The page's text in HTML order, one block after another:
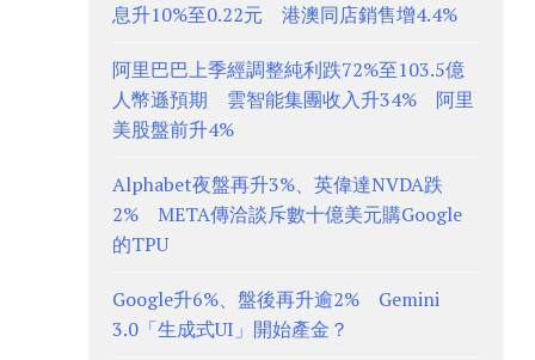
息升10%至0.22元 港澳同店銷售增4.4%
阿里巴巴上季經調整純利跌72%至103.5億
人幣遜預期 雲智能集團收入升34% 阿里
美股盤前升4%
Alphabet夜盤再升3%、英偉達NVDA跌
2% META傳洽談斥數十億美元購Google
的TPU
Google升6%、盤後再升逾2% Gemini
3.0「生成式UI」開始產金？